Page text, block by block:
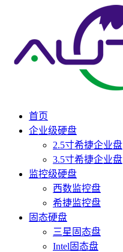
首页
企业级硬盘
2.5寸希捷企业盘
3.5寸希捷企业盘
监控级硬盘
西数监控盘
希捷监控盘
固态硬盘
三星固态盘
Intel固态盘